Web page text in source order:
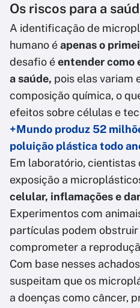
Os riscos para a
A identificação de
humano éapenas o
desafio éentender como
a saúde, pois elas variam
composição química, o
efeitos sobre células e
+Mundo produz 52
poluição plástica todo
Em laboratório, cientistas
exposição a
celular, inflamações e
Experimentos com
partículas podem
comprometer a
Com base nesses
suspeitam que os
a doenças como câncer,